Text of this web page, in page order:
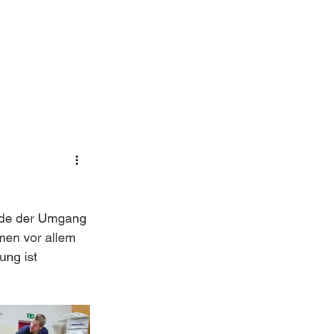
der Umgang
vor allem
ist